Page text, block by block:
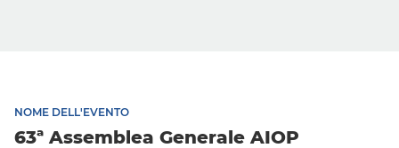
NOME DELL'EVENTO
63ª Assemblea Generale AIOP